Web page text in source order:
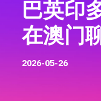
巴英印
在澳门
2026-05-26